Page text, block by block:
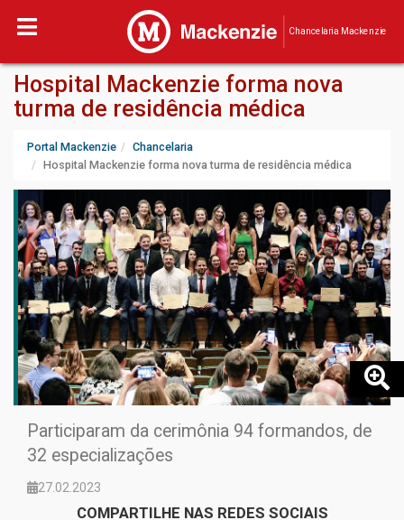
Chancelaria Mackenzie
Hospital Mackenzie forma nova
turma de residência médica
Portal Mackenzie
Chancelaria
Hospital Mackenzie forma nova turma de residência médica
Participaram da cerimônia 94 formandos, de
32 especializações
27.02.2023
COMPARTILHE NAS REDES SOCIAIS